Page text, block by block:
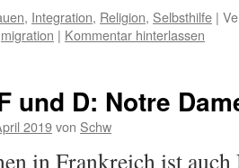
, Integration, Religion, Selbsthilfe |
migration | Kommentar hinterlassen
und D: Notre
2019von Schw
in Frankreich ist auch